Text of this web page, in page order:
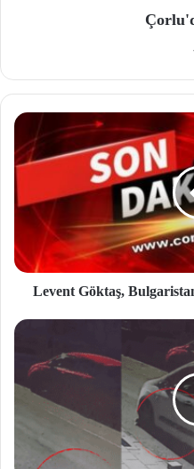
Levent Göktaş,